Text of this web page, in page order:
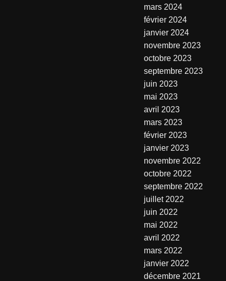
mars 2024
février 2024
janvier 2024
novembre 2023
octobre 2023
septembre 2023
juin 2023
mai 2023
avril 2023
mars 2023
février 2023
janvier 2023
novembre 2022
octobre 2022
septembre 2022
juillet 2022
juin 2022
mai 2022
avril 2022
mars 2022
janvier 2022
décembre 2021